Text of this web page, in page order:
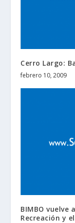
Cerro Largo:
febrero 10, 2009
BIMBO vuelve
Recreación y